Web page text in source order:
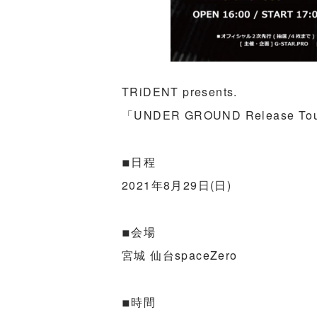
TRiDENT presents.
「UNDER GROUND Release
◾︎日程
2021年8月29日(日)
◾︎会場
宮城 仙台spaceZero
◾︎時間